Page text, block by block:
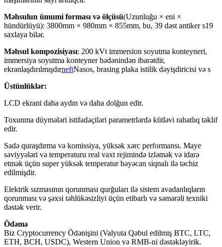
Məhsulun ümumi forması və ölçüsü(Uzunluğu × eni ×
hündürlüyü): 3800mm × 980mm × 855mm, bu, 39 dəst antiker s19
saxlaya bilər.
Məhsul kompozisiyası: 200 kVt immersion soyutma konteyneri,
immersiya soyutma konteyner bədənindən ibarətdir,
ekranlaşdırılmışdırneftNasos, brasing plaka istilik dəyişdiricisi və s
Üstünlüklər:
LCD ekrani daha aydın və daha dolğun edir.
Toxunma düymələri istifadəçiləri parametrlərdə kütləvi rahatlıq təklif
edir.
Sadə quraşdırma və komissiya, yüksək xərc performansı. Maye
səviyyələri və temperaturu real vaxt rejimində izləmək və idarə
etmək üçün super yüksək temperatur həyəcan siqnalı ilə təchiz
edilmişdir.
Elektrik sızmasının qorunması qurğuları ilə sistem avadanlıqların
qorunması və şəxsi təhlükəsizliyi üçün etibarlı və səmərəli texniki
dəstək verir.
Ödəmə
Biz Cryptocurrency Ödənişini (Valyuta Qəbul edilmiş BTC, LTC,
ETH, BCH, USDC), Western Union və RMB-ni dəstəkləyirik.